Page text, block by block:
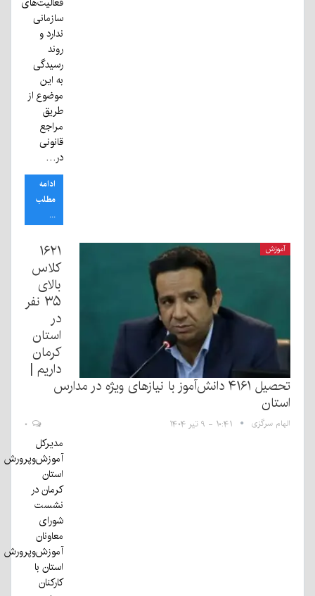
سازمانی
ندارد و
روند
رسیدگی
به این
موضوع از
طریق
مراجع
قانونی
در…
ادامه
مطلب
...
آموزش
۱۶۲۱
کلاس
بالای
۳۵ نفر
در
استان
کرمان
داریم |
تحصیل ۴۱۶۱ دانش‌آموز با نیازهای ویژه در مدارس
استان
الهام سرگزی ۱۰:۴۱ - ۹ تیر ۱۴۰۴
مدیرکل
آموزش‌وپرورش
استان
کرمان در
نشست
شورای
معاونان
آموزش‌وپرورش
استان با
کارکنان